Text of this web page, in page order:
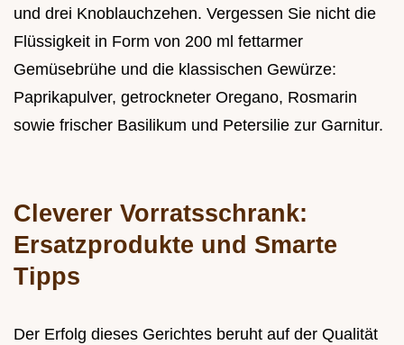
und drei Knoblauchzehen. Vergessen Sie nicht die
Flüssigkeit in Form von 200 ml fettarmer
Gemüsebrühe und die klassischen Gewürze:
Paprikapulver, getrockneter Oregano, Rosmarin
sowie frischer Basilikum und Petersilie zur Garnitur.
Cleverer Vorratsschrank:
Ersatzprodukte und Smarte
Tipps
Der Erfolg dieses Gerichtes beruht auf der Qualität